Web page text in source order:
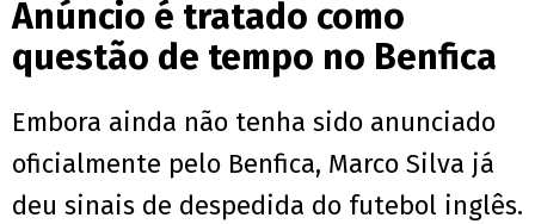
Anúncio é tratado como
questão de tempo no Benfica
Embora ainda não tenha sido anunciado
oficialmente pelo Benfica, Marco Silva já
deu sinais de despedida do futebol inglês.